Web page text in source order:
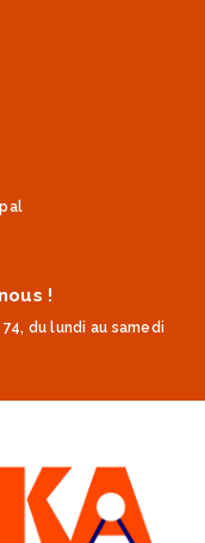
!
du lundi au samedi